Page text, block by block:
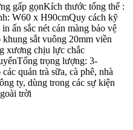
gấp gọnKích thước tổng thể :
W60 x H90cmQuy cách kỹ
ấn sắc nét cán màng bảo vệ
sắt vuông 20mm viền
xương chịu lực chắc
trọng lượng: 3-
quán trà sữa, cà phê, nhà
ty, dùng trong các sự kiện
trời